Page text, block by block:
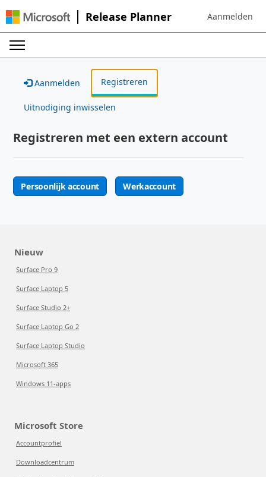
Release Planner Sign in to your
Aanmelden
Aanmelden Registreren
Uitnodiging inwisselen
Registreren met een extern account
Persoonlijk account Werkaccount
Nieuw
Surface Pro 9
Surface Laptop 5
Surface Studio 2+
Surface Laptop Go 2
Surface Laptop Studio
Microsoft 365
Windows 11-apps
Microsoft Store
Accountprofiel
Downloadcentrum